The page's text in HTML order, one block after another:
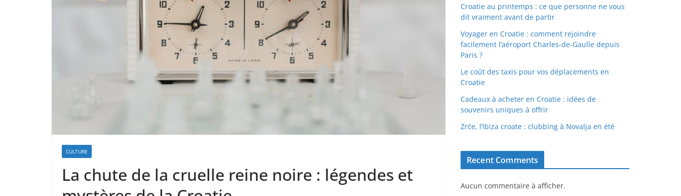
CULTURE
La chute de la cruelle reine noire : légendes et
Croatie au printemps : ce que personne ne vous
dit vraiment avant de partir
Voyager en Croatie : comment rejoindre
facilement l’aéroport Charles-de-Gaulle depuis
Paris ?
Le coût des taxis pour vos déplacements en
Croatie
Cadeaux à acheter en Croatie : idées de
souvenirs uniques à offrir
Zrće, l’Ibiza croate : clubbing à Novalja en été
Recent Comments
Aucun commentaire à afficher.